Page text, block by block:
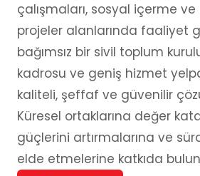
çalışmaları, sosyal içerme ve
projeler alanlarında faaliyet
bağımsız bir sivil toplum
kadrosu ve geniş hizmet
kaliteli, şeffaf ve güvenilir
Küresel ortaklarına değer
güçlerini artırmalarına ve
elde etmelerine katkıda